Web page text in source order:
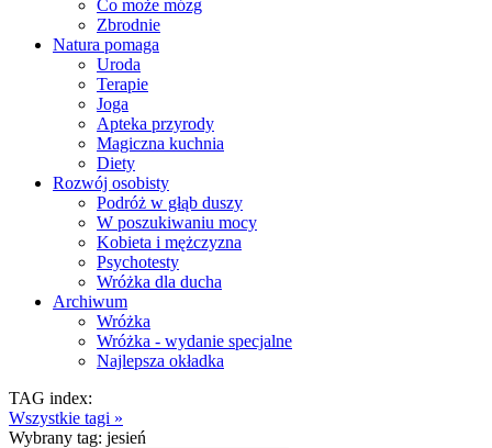
Co może mózg
Zbrodnie
Natura pomaga
Uroda
Terapie
Joga
Apteka przyrody
Magiczna kuchnia
Diety
Rozwój osobisty
Podróż w głąb duszy
W poszukiwaniu mocy
Kobieta i mężczyzna
Psychotesty
Wróżka dla ducha
Archiwum
Wróżka
Wróżka - wydanie specjalne
Najlepsza okładka
TAG index:
Wszystkie tagi »
Wybrany tag: jesień